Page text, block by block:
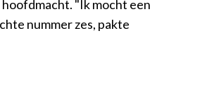
"Ik mocht een
nummer zes, pakte